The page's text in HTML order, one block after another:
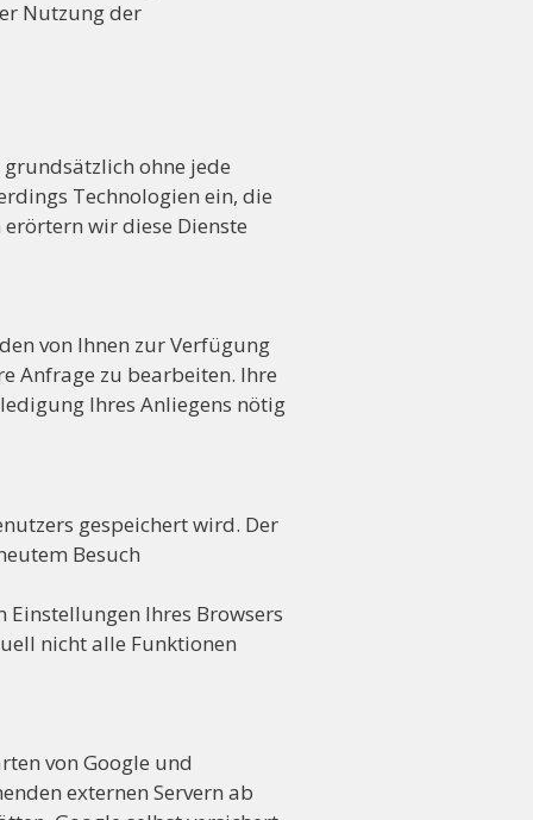
Nutzung der
ohne jede
Technologien ein, die
wir diese Dienste
von Ihnen zur Verfügung
Anfrage zu bearbeiten. Ihre
Ihres Anliegens nötig
gespeichert wird. Der
Besuch
Einstellungen Ihres Browsers
nicht alle Funktionen
von Google und
externen Servern ab